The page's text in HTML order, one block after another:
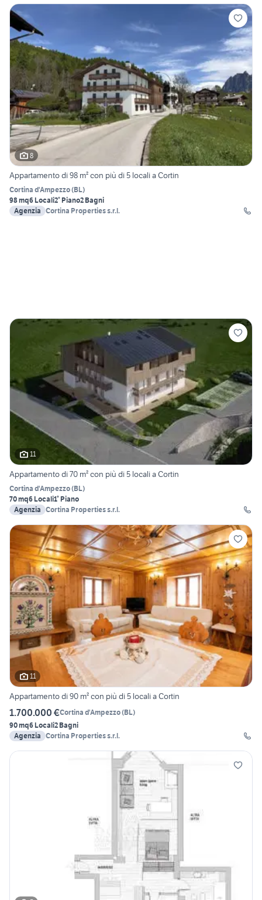
8
Appartamento di 98 m² con più di 5 locali a Cortin
Cortina d'Ampezzo(BL)
98 mq6 Locali2° Piano2 Bagni
Agenzia Cortina Properties s.r.l.
11
Appartamento di 70 m² con più di 5 locali a Cortin
Cortina d'Ampezzo(BL)
70 mq6 Locali1° Piano
Agenzia Cortina Properties s.r.l.
11
Appartamento di 90 m² con più di 5 locali a Cortin
1.700.000 €Cortina d'Ampezzo(BL)
90 mq6 Locali2 Bagni
Agenzia Cortina Properties s.r.l.